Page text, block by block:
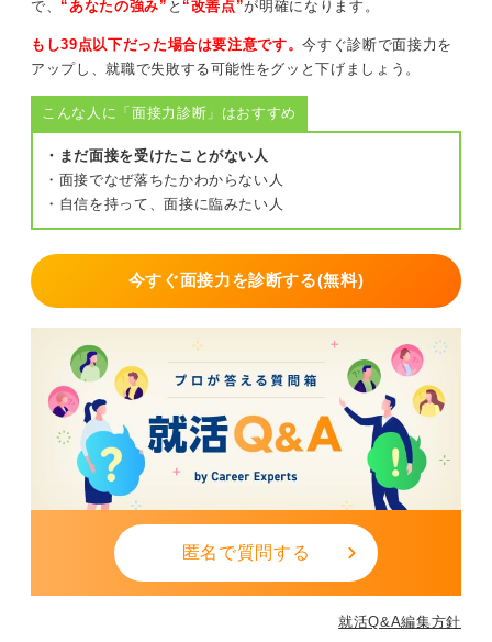
で、 “あなたの強み” と “改善点”が明確になります。
もし39点以下だった場合は要注意です。今すぐ診断で面接力を
アップし、就職で失敗する可能性をグッと下げましょう。
こんな人に「面接力診断」はおすすめ
・まだ面接を受けたことがない人
・面接でなぜ落ちたかわからない人
・自信を持って、面接に臨みたい人
今すぐ面接力を診断する(無料)
匿名で質問する
就活Q&A編集方針